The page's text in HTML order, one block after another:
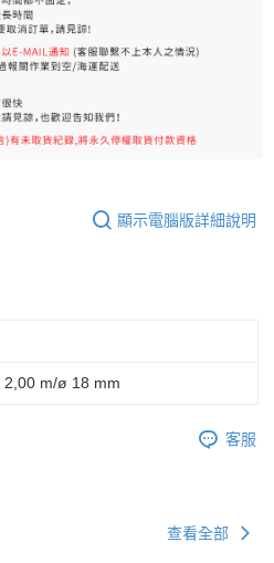
小琉球）
以上)免運費
顯示電腦版詳細說明
2,00 m/ø 18 mm
客服
查看全部